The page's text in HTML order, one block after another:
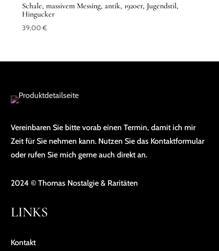
Schale, massivem Messing, antik, 1920er, Jugendstil,
Hingucker
39,00 €
Vereinbaren Sie bitte vorab einen Termin, damit ich mir
Zeit für Sie nehmen kann. Nutzen Sie das Kontaktformular
oder rufen Sie mich gerne auch direkt an.
2024 © Thomas Nostalgie & Raritäten
LINKS
Kontakt